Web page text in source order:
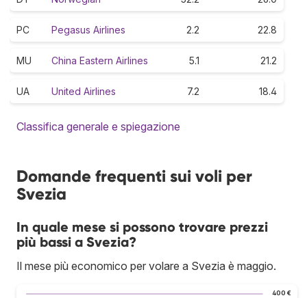
PC Pegasus Airlines 2.2 22.8
MU China Eastern Airlines 5.1 21.2
UA United Airlines 7.2 18.4
Classifica generale e spiegazione
Domande frequenti sui voli per
Svezia
In quale mese si possono trovare prezzi
più bassi a Svezia?
Il mese più economico per volare a Svezia è maggio.
400 €